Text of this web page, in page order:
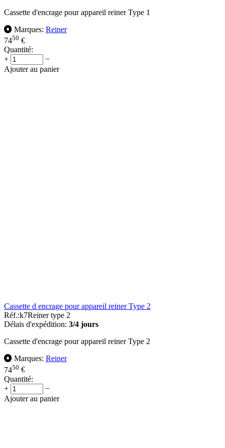
Cassette d'encrage pour appareil reiner Type 1
Marques: Reiner
7450 €
Quantité:
+
−
Ajouter au panier
Cassette d encrage pour appareil reiner Type 2
Réf.:k7Reiner type 2
Délais d'expédition: 3/4 jours
Cassette d'encrage pour appareil reiner Type 2
Marques: Reiner
7450 €
Quantité:
+
−
Ajouter au panier